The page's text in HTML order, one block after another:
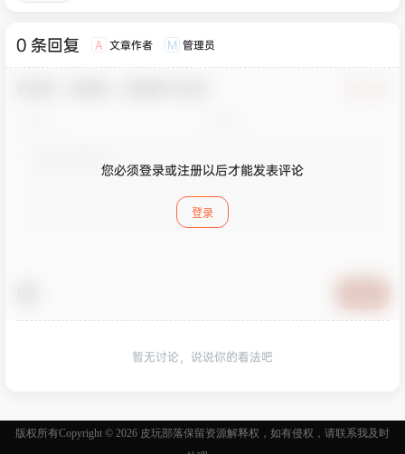
0 条回复 A 文章作者 M 管理员
您必须登录或注册以后才能发表评论
登录
暂无讨论，说说你的看法吧
版权所有Copyright © 2026 皮玩部落保留资源解释权，如有侵权，请联系我及时